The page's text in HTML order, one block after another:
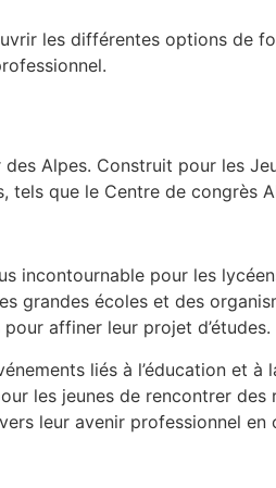
les différentes options de
Alpes. Construit pour les
que le Centre de congrès
incontournable pour les
grandes écoles et des
affiner leur projet d’études.
liés à l’éducation et
les jeunes de rencontrer
leur avenir professionnel